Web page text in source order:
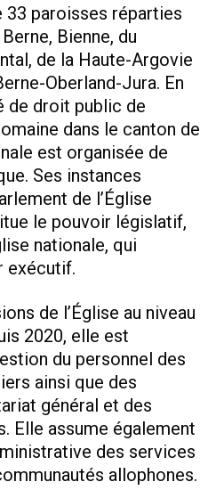
paroisses réparties
Bienne, du
de la Haute-Argovie
Oberland-Jura. En
droit public de
dans le canton de
est organisée de
Ses instances
de l’Église
le pouvoir législatif,
nationale, qui
exécutif.
de l’Église au niveau
2020, elle est
du personnel des
ainsi que des
général et des
Elle assume également
des services
allophones.